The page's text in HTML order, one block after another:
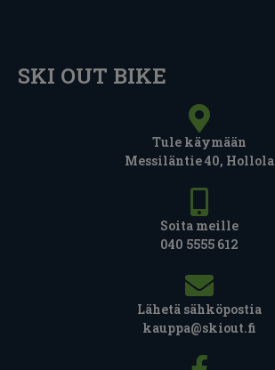
SKI OUT BIKE
Tule käymään
Messiläntie 40, Hollola
Soita meille
040 5555 612
Lähetä sähköpostia
kauppa@skiout.fi